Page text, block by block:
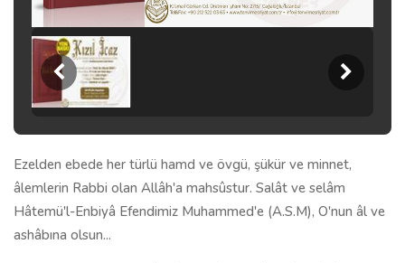
Ezelden ebede her türlü hamd ve övgü, şükür ve minnet,
âlemlerin Rabbi olan Allâh'a mahsûstur. Salât ve selâm
Hâtemü'l-Enbiyâ Efendimiz Muhammed'e (A.S.M), O'nun âl ve
ashâbına olsun...